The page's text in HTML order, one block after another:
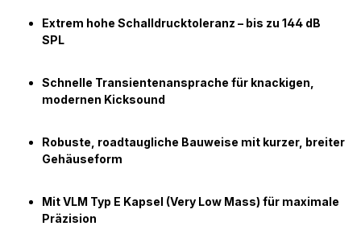
Extrem hohe Schalldrucktoleranz – bis zu 144 dB
SPL
Schnelle Transientenansprache für knackigen,
modernen Kicksound
Robuste, roadtaugliche Bauweise mit kurzer, breiter
Gehäuseform
Mit VLM Typ E Kapsel (Very Low Mass) für maximale
Präzision